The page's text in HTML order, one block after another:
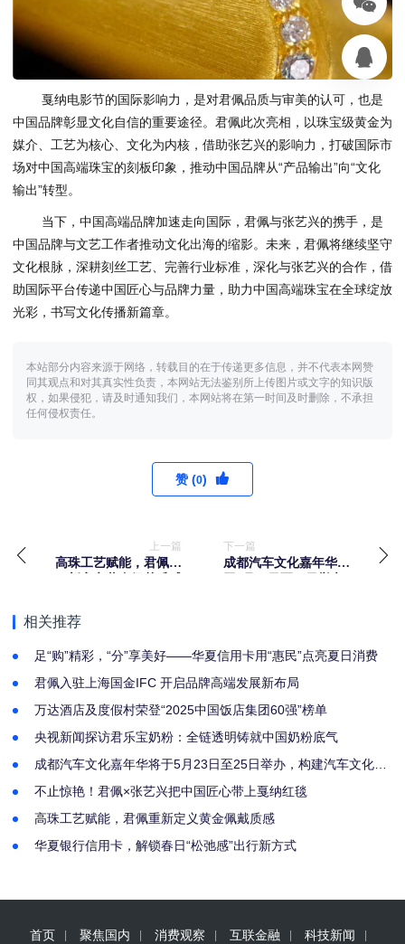
戛纳电影节的国际影响力，是对君佩品质与审美的认可，也是
中国品牌彰显文化自信的重要途径。君佩此次亮相，以珠宝级黄金为
媒介、工艺为核心、文化为内核，借助张艺兴的影响力，打破国际市
场对中国高端珠宝的刻板印象，推动中国品牌从“产品输出”向“文化
输出”转型。
当下，中国高端品牌加速走向国际，君佩与张艺兴的携手，是
中国品牌与文艺工作者推动文化出海的缩影。未来，君佩将继续坚守
文化根脉，深耕刻丝工艺、完善行业标准，深化与张艺兴的合作，借
助国际平台传递中国匠心与品牌力量，助力中国高端珠宝在全球绽放
光彩，书写文化传播新篇章。
本站部分内容来源于网络，转载目的在于传递更多信息，并不代表本网赞
同其观点和对其真实性负责，本网站无法鉴别所上传图片或文字的知识版
权，如果侵犯，请及时通知我们，本网站将在第一时间及时删除，不承担
任何侵权责任。
赞 (0)
上一篇
高珠工艺赋能，君佩重
下一篇
成都汽车文化嘉年华将
相关推荐
足“购”精彩，“分”享美好——华夏信用卡用“惠民”点亮夏日消费
君佩入驻上海国金IFC 开启品牌高端发展新布局
万达酒店及度假村荣登“2025中国饭店集团60强”榜单
央视新闻探访君乐宝奶粉：全链透明铸就中国奶粉底气
成都汽车文化嘉年华将于5月23日至25日举办，构建汽车文化新
不止惊艳！君佩×张艺兴把中国匠心带上戛纳红毯
高珠工艺赋能，君佩重新定义黄金佩戴质感
华夏银行信用卡，解锁春日“松弛感”出行新方式
首页 聚焦国内 消费观察 互联金融
科技新闻